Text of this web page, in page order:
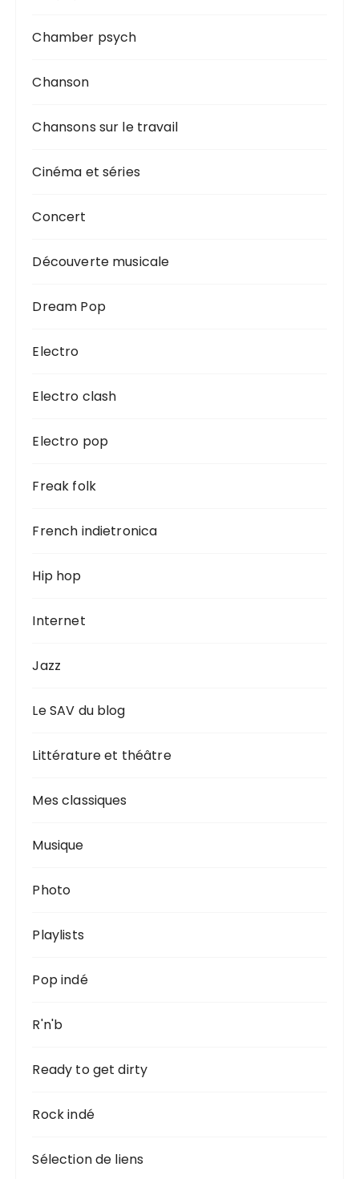
Chamber psych
Chanson
Chansons sur le travail
Cinéma et séries
Concert
Découverte musicale
Dream Pop
Electro
Electro clash
Electro pop
Freak folk
French indietronica
Hip hop
Internet
Jazz
Le SAV du blog
Littérature et théâtre
Mes classiques
Musique
Photo
Playlists
Pop indé
R'n'b
Ready to get dirty
Rock indé
Sélection de liens